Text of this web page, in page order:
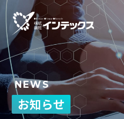
受付時間／8：
NEWS
お知らせ